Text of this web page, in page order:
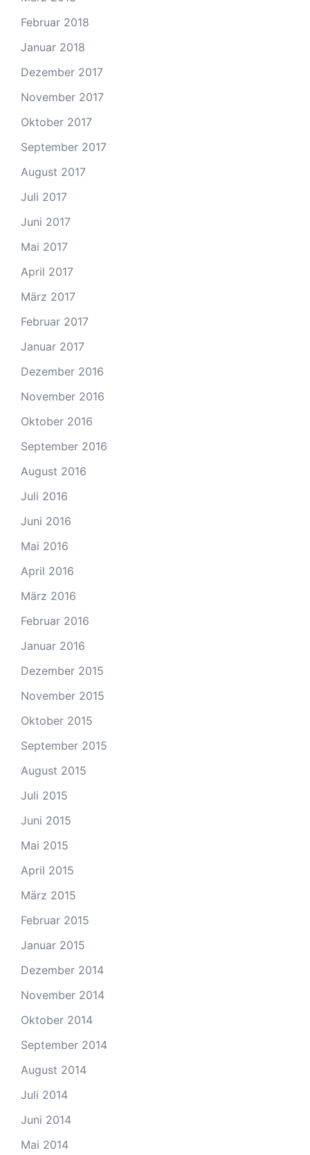
Februar 2018
Januar 2018
Dezember 2017
November 2017
Oktober 2017
September 2017
August 2017
Juli 2017
Juni 2017
Mai 2017
April 2017
März 2017
Februar 2017
Januar 2017
Dezember 2016
November 2016
Oktober 2016
September 2016
August 2016
Juli 2016
Juni 2016
Mai 2016
April 2016
März 2016
Februar 2016
Januar 2016
Dezember 2015
November 2015
Oktober 2015
September 2015
August 2015
Juli 2015
Juni 2015
Mai 2015
April 2015
März 2015
Februar 2015
Januar 2015
Dezember 2014
November 2014
Oktober 2014
September 2014
August 2014
Juli 2014
Juni 2014
Mai 2014